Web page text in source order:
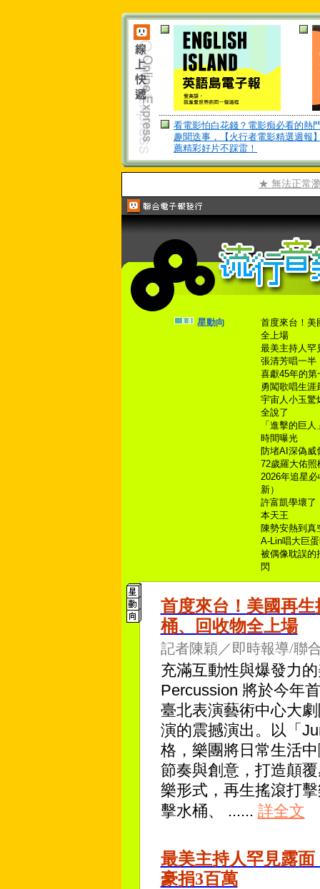
看電影怕白花錢？電影痴必看的熱
趣聞迭事，【火行者電影精選週報
薦精彩好片不踩雷！
★ 無法正常
星動向
首度來台！美
全上場
最美主持人罕
張清芳唱一半
喜獻45年的
勇闖歌唱生涯
宇宙人小玉驚
全說了
「進擊的巨
時間曝光
防堵AI深偽威
72歲羅大佑
2026年追星
新）
許富凱學壞了
本天王
陳勢安熱到真
A-Lin唱大巨
被偶像耽誤的
閃
首度來台！美國再
桶、回收物全上場
記者陳穎／即時報導/聯
充滿互動性與爆發力
Percussion 將於今年
臺北表演藝術中心大
演的震撼演出。以「
格，樂團將日常生活
節奏與創意，打造顛
樂形式，再生搖滾打
擊水桶、 ...... 詳全文
最美主持人罕見露
豪捐3百萬